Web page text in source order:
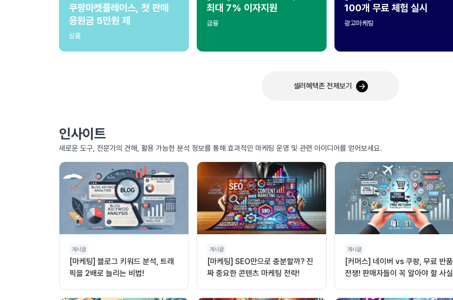
쿠팡마켓플레이스, 첫 판매
응원금 5만원 제
상품
최대 7% 이자지원
금융
100개 무료 체험 실시
광고마케팅
셀러혜택존 전체보기
인사이트
새로운 도구, 전문가의 견해, 활용 가능한 분석 정보를 통해 효과적인 마케팅 운영 및 관련 아이디어를 얻어보세요.
게시글
[마케팅] 블로그 키워드 분석, 트래
픽을 2배로 늘리는 비법!
게시글
[마케팅] SEO만으로 충분할까? 진
짜 중요한 콘텐츠 마케팅 전략!
게시글
[커머스] 네이버 vs 쿠팡, 무료 반품
전쟁! 판매자들이 꼭 알아야 할 사실